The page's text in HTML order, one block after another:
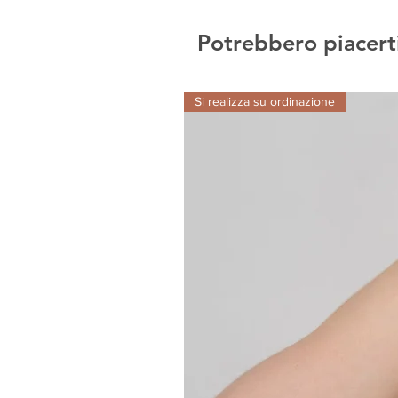
Potrebbero
Si realizza su ordinazione